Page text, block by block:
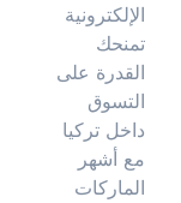
الإلكترونية
تمنحك
القدرة على
التسوق
داخل تركيا
مع أشهر
الماركات